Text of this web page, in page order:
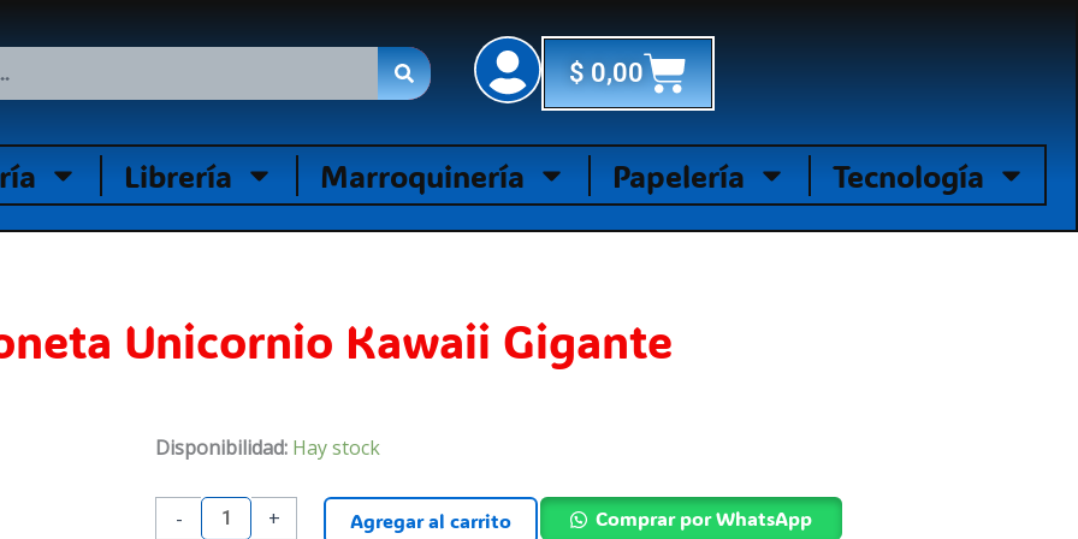
$0,00Cart
Librería Marroquinería Papelería Tecnología
Unicornio Kawaii Gigante
Disponibilidad: Hay stock
-
Colchoneta
Kawaii
+ Agregar al carrito Comprar por WhatsApp